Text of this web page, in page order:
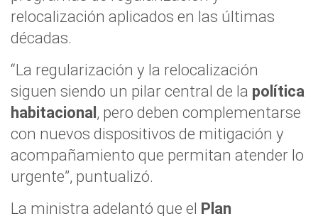
relocalización aplicados en las últimas
décadas.
“La regularización y la relocalización
siguen siendo un pilar central de la política
habitacional, pero deben complementarse
con nuevos dispositivos de mitigación y
acompañamiento que permitan atender lo
urgente”, puntualizó.
La ministra adelantó que el Plan